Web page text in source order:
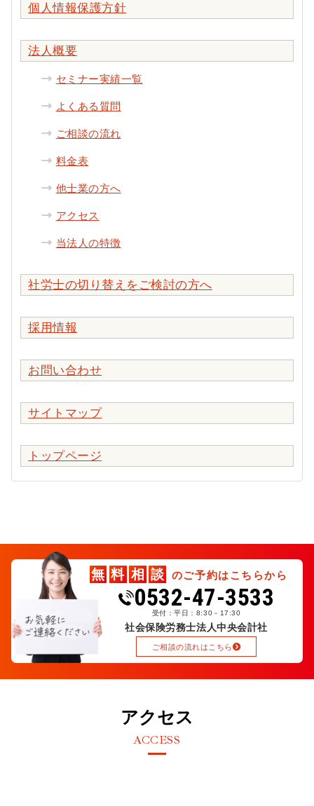
個人情報保護方針
法人概要
セミナー実績一覧
よくある質問
ご相談の流れ
料金表
他士業の方へ
アクセス
当法人の特徴
社労士の切り替えをご検討の方へ
採用情報
お問い合わせ
サイトマップ
トップページ
無 料 相 談 のご予約はこちらから
0532-47-3533
受付：平日：8:30－17:30
社会保険労務士法人中央会計社
ご相談の流れはこちら
アクセス
ACCESS